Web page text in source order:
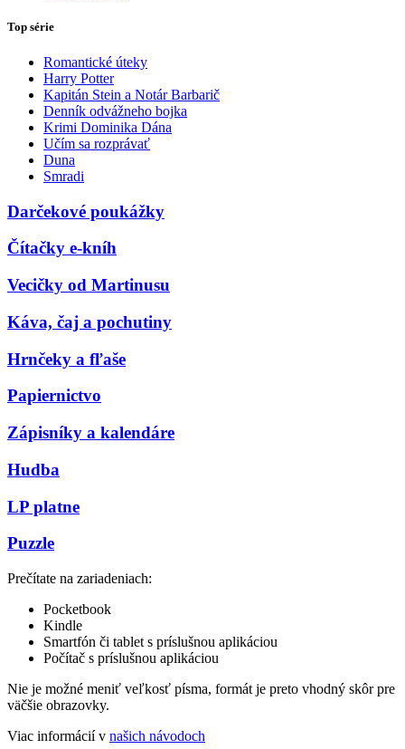
Top série
Romantické úteky
Harry Potter
Kapitán Stein a Notár Barbarič
Denník odvážneho bojka
Krimi Dominika Dána
Učím sa rozprávať
Duna
Smradi
Darčekové poukážky
Čítačky e-kníh
Vecičky od Martinusu
Káva, čaj a pochutiny
Hrnčeky a fľaše
Papiernictvo
Zápisníky a kalendáre
Hudba
LP platne
Puzzle
Prečítate na zariadeniach:
Pocketbook
Kindle
Smartfón či tablet s príslušnou aplikáciou
Počítač s príslušnou aplikáciou
Nie je možné meniť veľkosť písma, formát je preto vhodný skôr pre
väčšie obrazovky.
Viac informácií v našich návodoch